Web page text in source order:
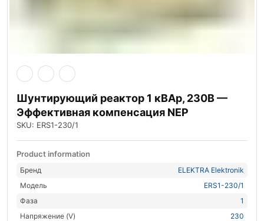
Шунтирующий реактор 1 кВАр, 230В —
Эффективная компенсация NEP
SKU: ERS1-230/1
Product information
Бренд
ELEKTRA Elektronik
Модель
ERS1-230/1
Фаза
1
Напряжение (V)
230